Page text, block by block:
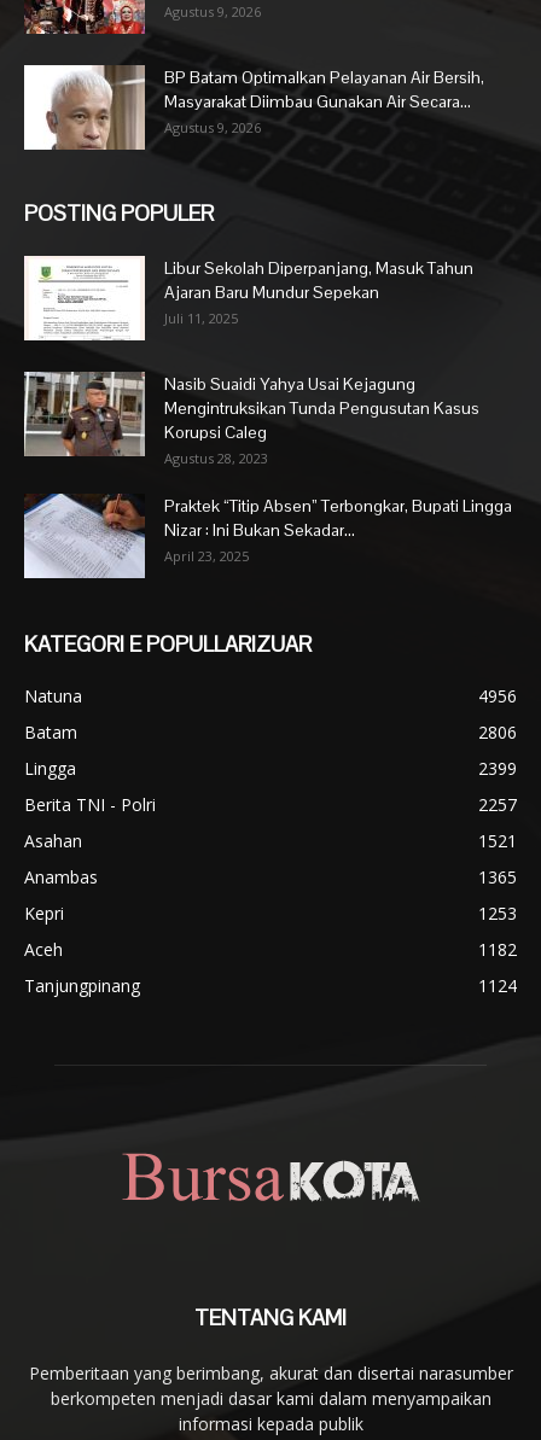
Agustus 9, 2026
BP Batam Optimalkan Pelayanan Air Bersih,
Masyarakat Diimbau Gunakan Air Secara...
Agustus 9, 2026
POSTING POPULER
Libur Sekolah Diperpanjang, Masuk Tahun
Ajaran Baru Mundur Sepekan
Juli 11, 2025
Nasib Suaidi Yahya Usai Kejagung
Mengintruksikan Tunda Pengusutan Kasus
Korupsi Caleg
Agustus 28, 2023
Praktek “Titip Absen” Terbongkar, Bupati Lingga
Nizar : Ini Bukan Sekadar...
April 23, 2025
KATEGORI E POPULLARIZUAR
Natuna
4956
Batam
2806
Lingga
2399
Berita TNI - Polri
2257
Asahan
1521
Anambas
1365
Kepri
1253
Aceh
1182
Tanjungpinang
1124
TENTANG KAMI
Pemberitaan yang berimbang, akurat dan disertai narasumber
berkompeten menjadi dasar kami dalam menyampaikan
informasi kepada publik